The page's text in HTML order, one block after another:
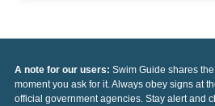
A note for our users: Swim Guide shares
moment you ask for it. Always obey signs at
official government agencies. Stay alert and